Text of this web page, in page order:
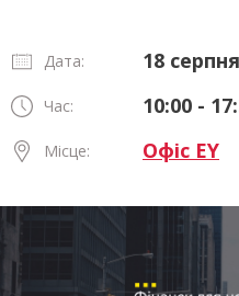
Дата: 18
Час: 10:00 -
Місце: Офіс EY